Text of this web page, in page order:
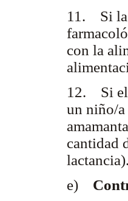
11. Si la
con la
12. Si el
un niño/a
cantidad
lactancia).
e)